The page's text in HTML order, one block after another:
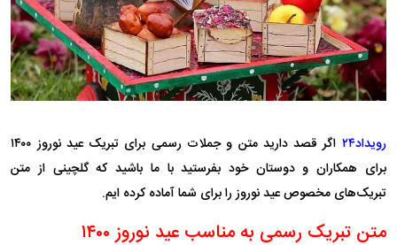
رویداد۲۴
اگر قصد دارید متن و جملات رسمی برای تبریک عید نوروز ۱۴۰۰
برای همکاران و دوستان خود بفرستید با ما باشید که گلچینی از متن
تبریک‌های مخصوص عید نوروز را برای شما آماده کرده ایم.
متن تبریک رسمی به مناسب عید نوروز ۱۴۰۰